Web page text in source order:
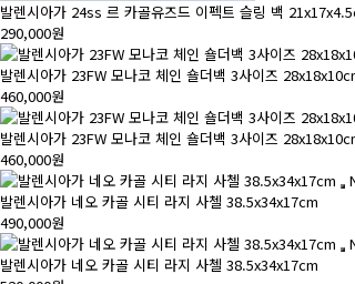
발렌시아가 24ss 르 카골유즈드 이펙트 슬링 백
290,000원
발렌시아가 23FW 모나코 체인 숄더백 3사이즈
460,000원
발렌시아가 23FW 모나코 체인 숄더백 3사이즈
460,000원
발렌시아가 네오 카골 시티 라지 사첼 38.5x34x17cm
490,000원
발렌시아가 네오 카골 시티 라지 사첼 38.5x34x17cm